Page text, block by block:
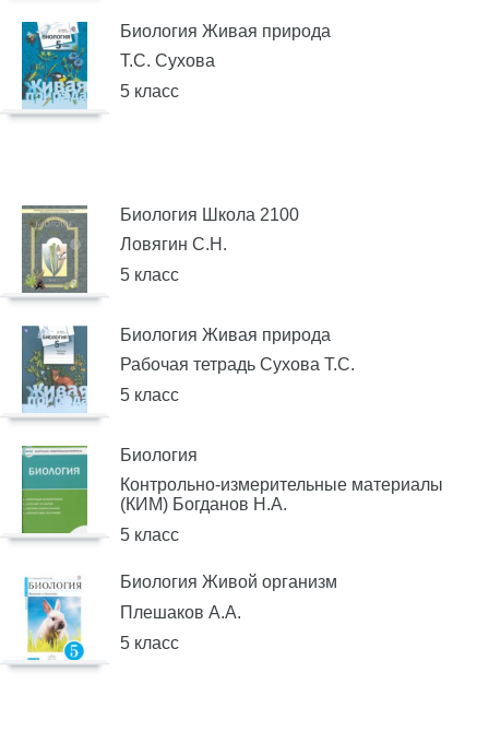
Биология Живая природа
Т.С. Сухова
5 класс
Биология Школа 2100
Ловягин С.Н.
5 класс
Биология Живая природа
Рабочая тетрадь Сухова Т.С.
5 класс
Биология
Контрольно-измерительные материалы
(КИМ) Богданов Н.А.
5 класс
Биология Живой организм
Плешаков А.А.
5 класс